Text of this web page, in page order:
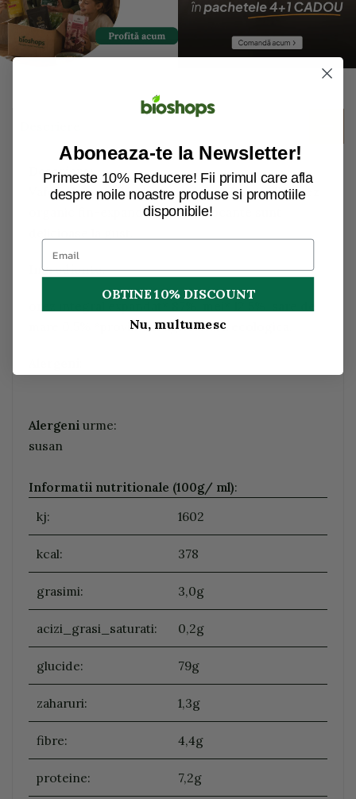
Descriere:
Vafele de orez Byodo cu mei sunt facute din orez
organic fin-expandat. Feliile crocante sunt
Ingrediente:
mare 0.5% *provin din agricultura ecologica.
Alergeni urme:
susan
Informatii nutritionale (100g/ ml):
kj:
1602
kcal: 378
grasimi: 3,0g
acizi_grasi_saturati: 0,2g
glucide: 79g
zaharuri: 1,3g
fibre: 4,4g
proteine: 7,2g
Aboneaza-te la Newsletter!
Primeste 10% Reducere! Fii primul care afla
despre noile noastre produse si promotiile
disponibile!
OBTINE 10% DISCOUNT
Nu, multumesc